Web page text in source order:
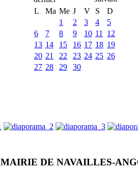
L
Ma Me J V S
D
1
2 3 4
5
6
7 8 9 10 11
12
13 14 15 16 17 18 19
20 21 22 23 24 25 26
27 28 29 30
MAIRIE DE NAVAILLES-